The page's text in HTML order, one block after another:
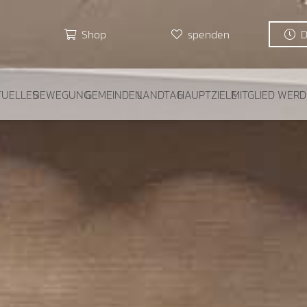
Shop spenden
BEWEGUNGGEMEINDENLANDTAGHAUPTZIELEMITGLIED